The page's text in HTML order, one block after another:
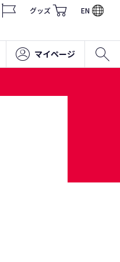
グッズ EN
マイページ